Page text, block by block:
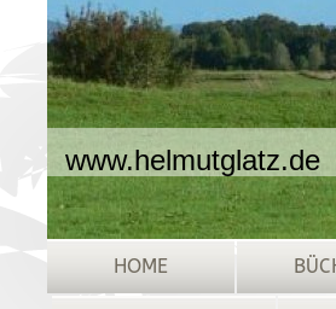
www.helmutglatz.de
HOME